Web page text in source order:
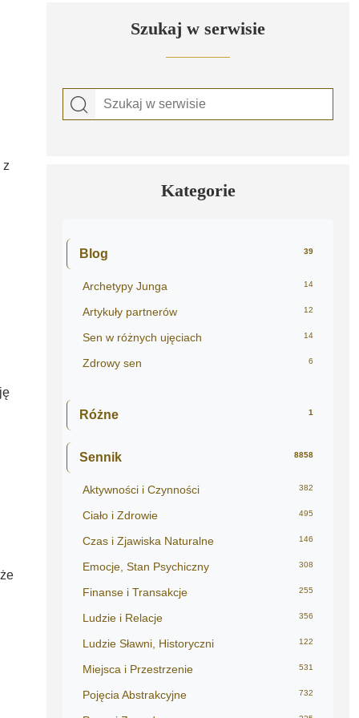
z
Szukaj w serwisie
Kategorie
Blog 39
Archetypy Junga 14
Artykuły partnerów 12
Sen w różnych ujęciach 14
Zdrowy sen 6
Różne 1
Sennik 8858
Aktywności i Czynności 382
Ciało i Zdrowie 495
Czas i Zjawiska Naturalne 146
Emocje, Stan Psychiczny 308
Finanse i Transakcje 255
Ludzie i Relacje 356
Ludzie Sławni, Historyczni 122
Miejsca i Przestrzenie 531
Pojęcia Abstrakcyjne 732